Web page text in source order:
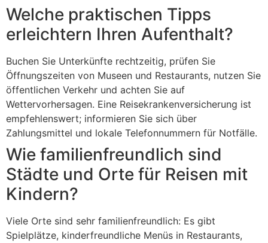
Welche praktischen Tipps
erleichtern Ihren Aufenthalt?
Buchen Sie Unterkünfte rechtzeitig, prüfen Sie
Öffnungszeiten von Museen und Restaurants, nutzen Sie
öffentlichen Verkehr und achten Sie auf
Wettervorhersagen. Eine Reisekrankenversicherung ist
empfehlenswert; informieren Sie sich über
Zahlungsmittel und lokale Telefonnummern für Notfälle.
Wie familienfreundlich sind
Städte und Orte für Reisen mit
Kindern?
Viele Orte sind sehr familienfreundlich: Es gibt
Spielplätze, kinderfreundliche Menüs in Restaurants,